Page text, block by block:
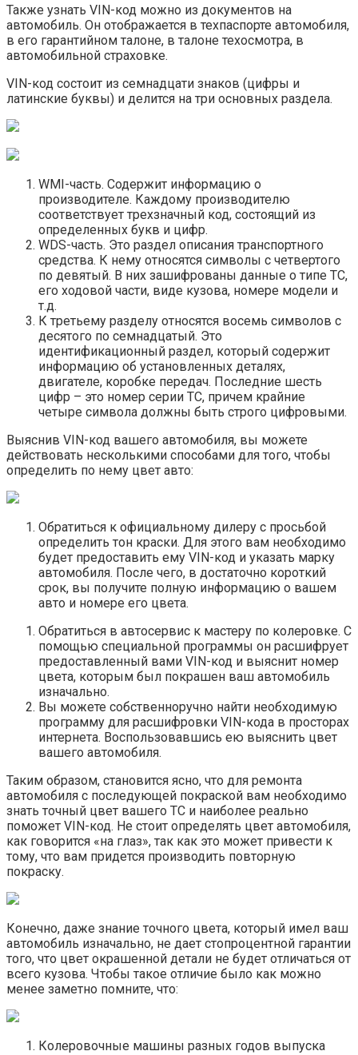
Также узнать VIN-код можно из документов на
автомобиль. Он отображается в техпаспорте автомобиля,
в его гарантийном талоне, в талоне техосмотра, в
автомобильной страховке.
VIN-код состоит из семнадцати знаков (цифры и
латинские буквы) и делится на три основных раздела.
WMI-часть. Содержит информацию о
производителе. Каждому производителю
соответствует трехзначный код, состоящий из
определенных букв и цифр.
WDS-часть. Это раздел описания транспортного
средства. К нему относятся символы с четвертого
по девятый. В них зашифрованы данные о типе ТС,
его ходовой части, виде кузова, номере модели и
т.д.
К третьему разделу относятся восемь символов с
десятого по семнадцатый. Это
идентификационный раздел, который содержит
информацию об установленных деталях,
двигателе, коробке передач. Последние шесть
цифр – это номер серии ТС, причем крайние
четыре символа должны быть строго цифровыми.
Выяснив VIN-код вашего автомобиля, вы можете
действовать несколькими способами для того, чтобы
определить по нему цвет авто:
Обратиться к официальному дилеру с просьбой
определить тон краски. Для этого вам необходимо
будет предоставить ему VIN-код и указать марку
автомобиля. После чего, в достаточно короткий
срок, вы получите полную информацию о вашем
авто и номере его цвета.
Обратиться в автосервис к мастеру по колеровке. С
помощью специальной программы он расшифрует
предоставленный вами VIN-код и выяснит номер
цвета, которым был покрашен ваш автомобиль
изначально.
Вы можете собственноручно найти необходимую
программу для расшифровки VIN-кода в просторах
интернета. Воспользовавшись ею выяснить цвет
вашего автомобиля.
Таким образом, становится ясно, что для ремонта
автомобиля с последующей покраской вам необходимо
знать точный цвет вашего ТС и наиболее реально
поможет VIN-код. Не стоит определять цвет автомобиля,
как говорится «на глаз», так как это может привести к
тому, что вам придется производить повторную
покраску.
Конечно, даже знание точного цвета, который имел ваш
автомобиль изначально, не дает стопроцентной гарантии
того, что цвет окрашенной детали не будет отличаться от
всего кузова. Чтобы такое отличие было как можно
менее заметно помните, что:
Колеровочные машины разных годов выпуска